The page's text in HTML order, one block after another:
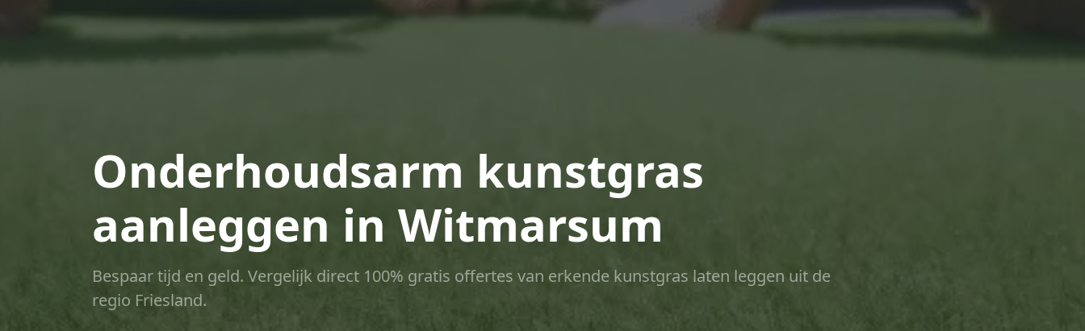
Onderhoudsarm kunstgras
aanleggen in Witmarsum
Bespaar tijd en geld. Vergelijk direct 100% gratis offertes van erkende kunstgras laten leggen uit de
regio Friesland.